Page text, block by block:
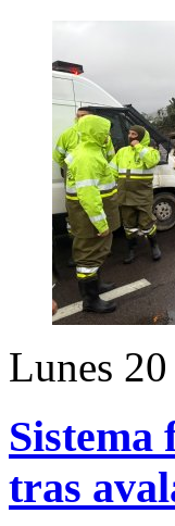
Lunes
Sistema
tras